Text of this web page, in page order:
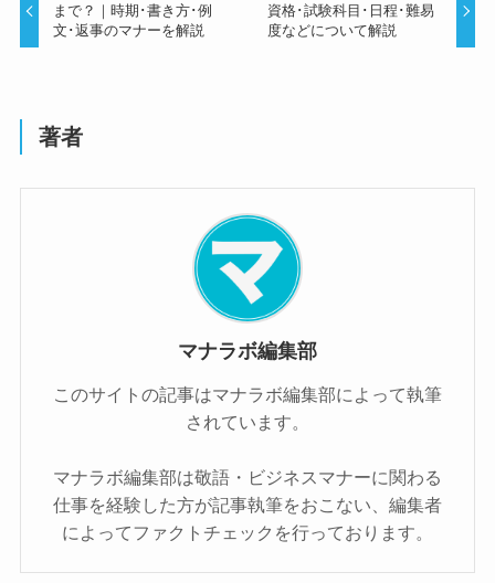
まで？｜時期･書き方･例
文･返事のマナーを解説
資格･試験科目･日程･難易
度などについて解説
著者
マナラボ編集部
このサイトの記事はマナラボ編集部によって執筆
されています。
マナラボ編集部は敬語・ビジネスマナーに関わる
仕事を経験した方が記事執筆をおこない、編集者
によってファクトチェックを行っております。